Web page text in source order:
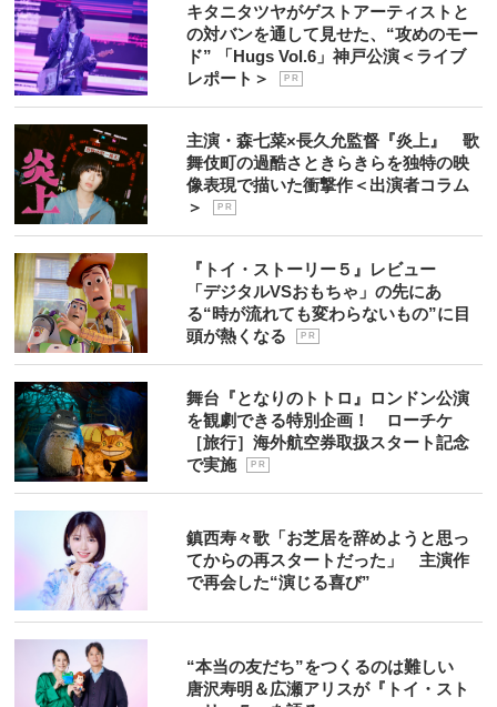
キタニタツヤがゲストアーティストと
の対バンを通して見せた、“攻めのモー
ド” 「Hugs Vol.6」神戸公演＜ライブ
レポート＞
P R
主演・森七菜×長久允監督『炎上』 歌
舞伎町の過酷さときらきらを独特の映
像表現で描いた衝撃作＜出演者コラム
＞
P R
『トイ・ストーリー５』レビュー
「デジタルVSおもちゃ」の先にあ
る“時が流れても変わらないもの”に目
頭が熱くなる
P R
舞台『となりのトトロ』ロンドン公演
を観劇できる特別企画！ ローチケ
［旅行］海外航空券取扱スタート記念
で実施
P R
鎮西寿々歌「お芝居を辞めようと思っ
てからの再スタートだった」 主演作
で再会した“演じる喜び”
“本当の友だち”をつくるのは難しい
唐沢寿明＆広瀬アリスが『トイ・スト